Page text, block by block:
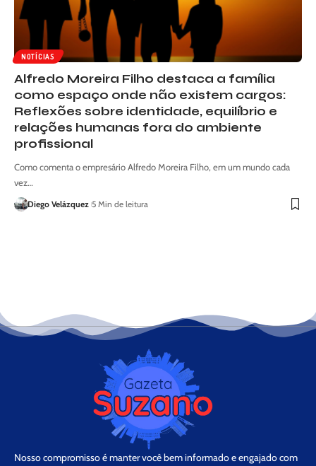
NOTÍCIAS
Alfredo Moreira Filho destaca a família
como espaço onde não existem cargos:
Reflexões sobre identidade, equilíbrio e
relações humanas fora do ambiente
profissional
Como comenta o empresário Alfredo Moreira Filho, em um mundo cada
vez…
Diego Velázquez 5 Min de leitura
Nosso compromisso é manter você bem informado e engajado com